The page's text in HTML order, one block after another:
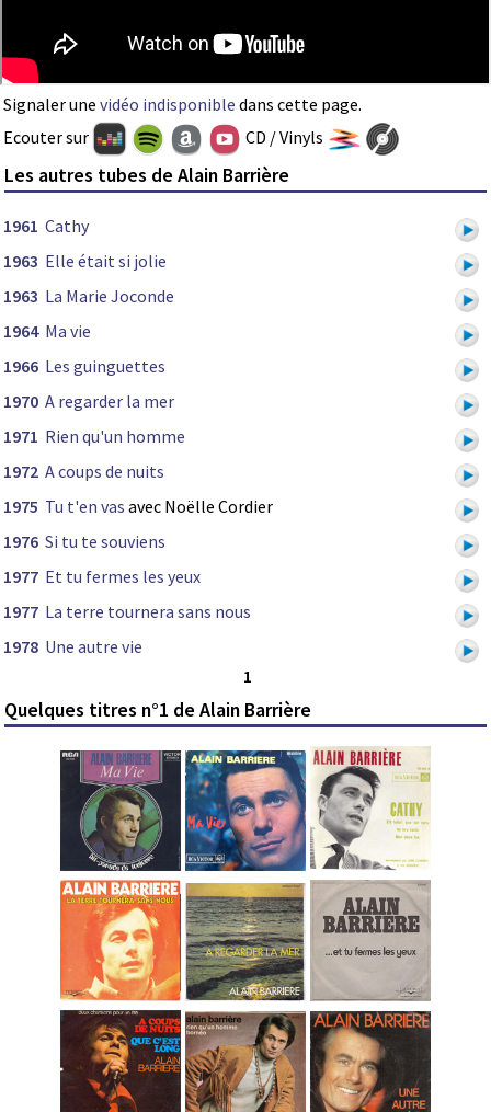
Signaler une vidéo indisponible dans cette page.
Ecouter sur
CD / Vinyls
Les autres tubes de Alain Barrière
1961 Cathy
1963 Elle était si jolie
1963 La Marie Joconde
1964 Ma vie
1966 Les guinguettes
1970 A regarder la mer
1971 Rien qu'un homme
1972 A coups de nuits
1975 Tu t'en vas avec Noëlle Cordier
1976 Si tu te souviens
1977 Et tu fermes les yeux
1977 La terre tournera sans nous
1978 Une autre vie
1
Quelques titres n°1 de Alain Barrière